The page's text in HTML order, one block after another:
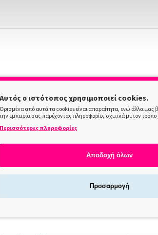
Αυτός ο ιστότοπος χρησιμοποιεί cookies.
Ορισμένα από αυτά τα cookies είναι απαραίτητα, ενώ άλλα μας
την εμπειρία σας παρέχοντας πληροφορίες σχετικά με τον
Περισσότερες πληροφορίες
Αποδοχή όλων
Προσαρμογή